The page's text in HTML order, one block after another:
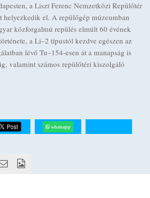
a Liszt Ferenc Nemzetközi Repülőtér
helyezkedik el. A repülőgép múzeumban
közforgalmú repülés elmúlt 60 évének
a Li–2 típustól kezdve egészen az
lévő Tu–154-esen át a manapság is
valamint számos repülőtéri kiszolgáló
whatsapp